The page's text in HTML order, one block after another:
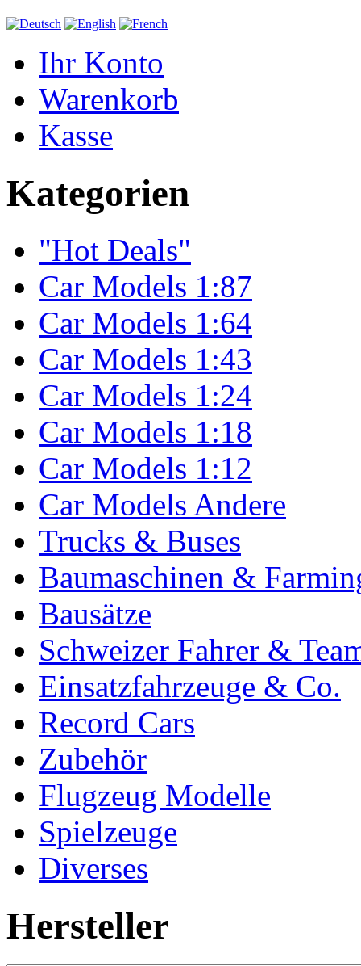
Ihr Konto
Warenkorb
Kasse
Kategorien
"Hot Deals"
Car Models 1:87
Car Models 1:64
Car Models 1:43
Car Models 1:24
Car Models 1:18
Car Models 1:12
Car Models Andere
Trucks & Buses
Baumaschinen &
Bausätze
Schweizer Fahrer &
Einsatzfahrzeuge & Co.
Record Cars
Zubehör
Flugzeug Modelle
Spielzeuge
Diverses
Hersteller